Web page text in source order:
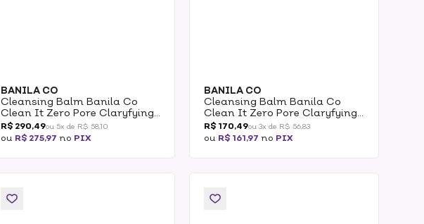
BANILA CO
Cleansing Balm Banila Co
Clean It Zero Pore Claryfying
100ml
R$ 290,49ou 5x de R$ 58,10
ou R$ 275,97 no PIX
BANILA CO
Cleansing Balm Banila Co
Clean It Zero Pore Claryfying
50ml
R$ 170,49ou 3x de R$ 56,83
ou R$ 161,97 no PIX